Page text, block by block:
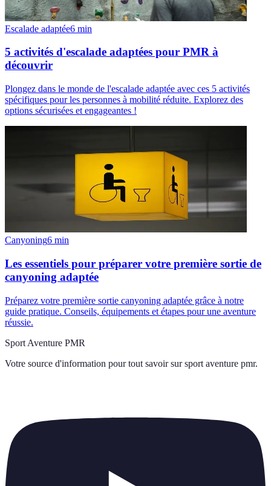
Escalade adaptée6 min
5 activités d'escalade adaptées pour PMR à
découvrir
Plongez dans le monde de l'escalade adaptée avec ces 5 activités
spécifiques pour les personnes à mobilité réduite. Explorez des
options sécurisées et engageantes !
Canyoning6 min
Les essentiels pour préparer votre première sortie de
canyoning adaptée
Préparez votre première sortie canyoning adaptée grâce à notre
guide pratique. Conseils, équipements et étapes pour une aventure
réussie.
Sport Aventure PMR
Votre source d'information pour tout savoir sur sport aventure pmr.